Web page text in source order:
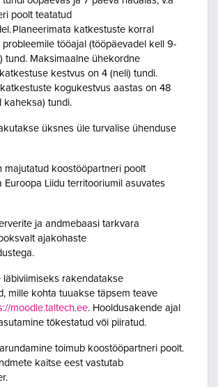
poolt teatatud
Planeerimata katkestuste korral
tööajal (tööpäevadel kell 9-
tund. Maksimaalne ühekordne
kestvus on 4 (neli) tundi.
kogukestvus aastas on 48
kaheksa) tundi.
üksnes üle turvalise ühenduse
majutatud koostööpartneri poolt
Euroopa Liidu territooriumil asuvates
ja andmebaasi tarkvara
ajakohaste
läbiviimiseks rakendatakse
mille kohta tuuakse täpsem teave
moodle.taltech.ee. Hooldusakende ajal
tõkestatud või piiratud.
toimub koostööpartneri poolt.
kaitse eest vastutab